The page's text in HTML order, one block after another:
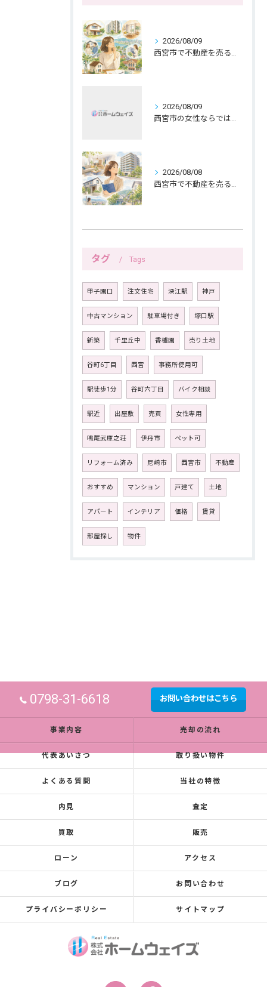
2026/08/09
2026/08/09
2026/08/08
タグ Tags
甲子園口 注文住宅 深江駅 神戸
中古マンション 駐車場付き 塚口駅
新築 千里丘中 香櫨園 売り土地
谷町6丁目 西宮 事務所使用可
駅徒歩1分 谷町六丁目 バイク相談
駅近 出屋敷 売買 女性専用
鳴尾武庫之荘 伊丹市 ペット可
リフォーム済み 尼崎市 西宮市 不動産
おすすめ マンション 戸建て 土地
アパート インテリア 価格 賃貸
部屋探し 物件
0798-31-6618 お問い合わせはこちら
事業内容 売却の流れ
代表あいさつ 取り扱い物件
よくある質問 当社の特徴
内見 査定
買取 販売
ローン アクセス
ブログ お問い合わせ
プライバシーポリシー サイトマップ